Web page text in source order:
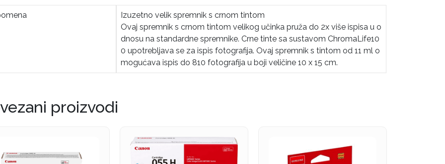
Izuzetno velik spremnik s crnom tintom
Ovaj spremnik s crnom tintom velikog učinka pruža do 2x više ispisa u o
dnosu na standardne spremnike. Crne tinte sa sustavom ChromaLife10
0 upotrebljava se za ispis fotografija. Ovaj spremnik s tintom od 11 ml o
mogućava ispis do 810 fotografija u boji veličine 10 x 15 cm.
proizvodi